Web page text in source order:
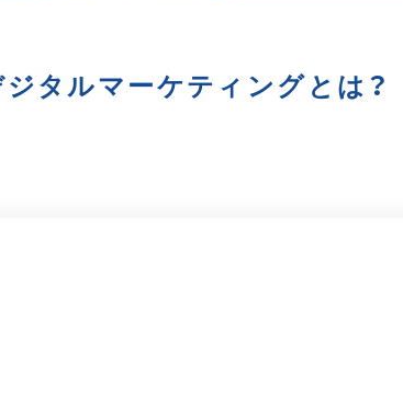
タルマーケティングとは？